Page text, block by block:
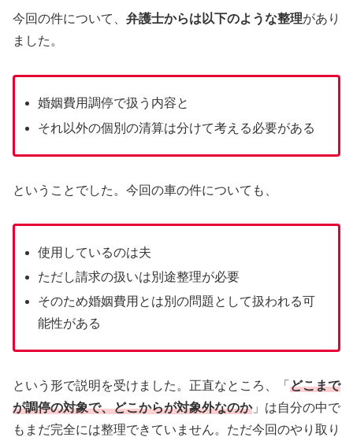
今回の件について、 弁護士からは以下のような整理があり
ました。
婚姻費用調停で扱う内容と
それ以外の個別の清算は分けて考える必要がある
ということでした。今回の車の件についても、
使用しているのは夫
ただし請求の扱いは別途整理が必要
そのため婚姻費用とは別の問題として扱われる可
能性がある
という形で説明を受けました。正直なところ、「 どこまで
が調停の対象で、どこからが対象外なのか」は自分の中で
もまだ完全には整理できていません。ただ今回のやり取り